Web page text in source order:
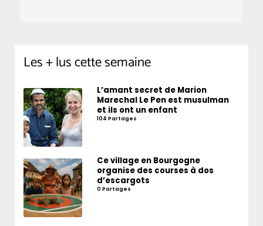
Les + lus cette semaine
L’amant secret de Marion
Marechal Le Pen est musulman
et ils ont un enfant
104 Partages
Ce village en Bourgogne
organise des courses à dos
d’escargots
0 Partages